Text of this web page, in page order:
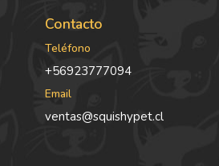
Contacto
Teléfono
+56923777094
Email
ventas@squishypet.cl